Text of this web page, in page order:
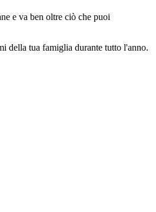
e va ben oltre ciò che puoi
della tua famiglia durante tutto l'anno.